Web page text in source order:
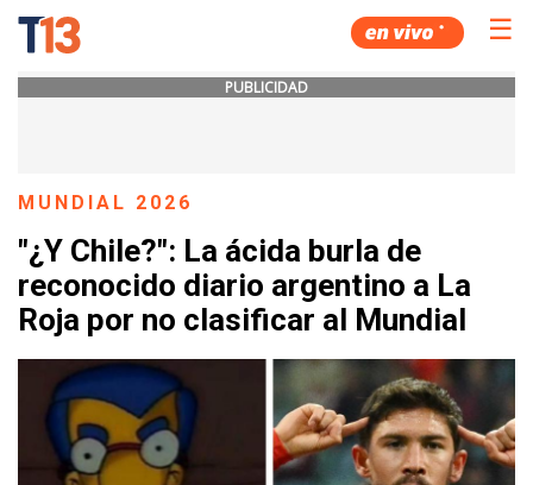
☰
PUBLICIDAD
MUNDIAL 2026
"¿Y Chile?": La ácida burla de
reconocido diario argentino a La
Roja por no clasificar al Mundial